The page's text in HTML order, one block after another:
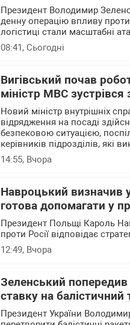
Президент Володимир
денну операцію впливу проти
логістиці стали масштабні
08:41, Сьогодні
Вигівський почав
міністр МВС зустрівся
Новий міністр внутрішніх
відрядження на посаді
безпековою ситуацією,
керівників підрозділів, які
14:55, Вчора
Навроцький визначив
готова допомагати у
Президент Польщі Кароль
проти Росії відповідає
12:49, Вчора
Зеленський попередив
ставку на балістичний
Президент України